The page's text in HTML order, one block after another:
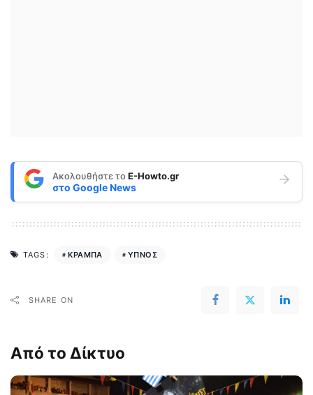
Ακολουθήστε τοE-Howto.gr
στο Google News
TAGS: ΚΡΑΜΠΑ ΥΠΝΟΣ
SHARE ON
Από το Δίκτυο